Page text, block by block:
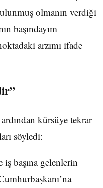
olmanın verdiği
başındayım
arzımı ifade
kürsüye tekrar
söyledi:
başına gelenlerin